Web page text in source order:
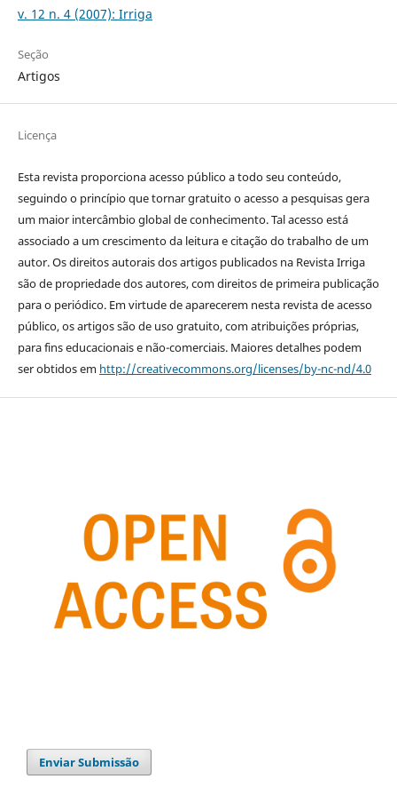
v. 12 n. 4 (2007): Irriga
Seção
Artigos
Licença
Esta revista proporciona acesso público a todo seu conteúdo,
seguindo o princípio que tornar gratuito o acesso a pesquisas gera
um maior intercâmbio global de conhecimento. Tal acesso está
associado a um crescimento da leitura e citação do trabalho de um
autor. Os direitos autorais dos artigos publicados na Revista Irriga
são de propriedade dos autores, com direitos de primeira publicação
para o periódico. Em virtude de aparecerem nesta revista de acesso
público, os artigos são de uso gratuito, com atribuições próprias,
para fins educacionais e não-comerciais. Maiores detalhes podem
ser obtidos em http://creativecommons.org/licenses/by-nc-nd/4.0
Enviar Submissão